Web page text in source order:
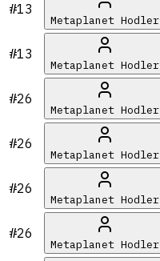
#13
Metaplanet Hodler
#13
Metaplanet Hodler
#26
Metaplanet Hodler
#26
Metaplanet Hodler
#26
Metaplanet Hodler
#26
Metaplanet Hodler